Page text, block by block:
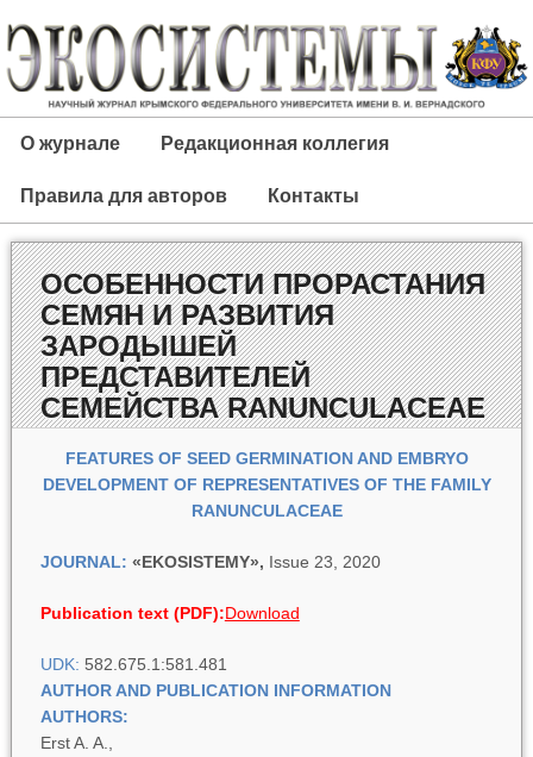
О журнале Редакционная коллегия
Правила для авторов Контакты
ОСОБЕННОСТИ ПРОРАСТАНИЯ
СЕМЯН И РАЗВИТИЯ
ЗАРОДЫШЕЙ
ПРЕДСТАВИТЕЛЕЙ
СЕМЕЙСТВА RANUNCULACEAE
FEATURES OF SEED GERMINATION AND EMBRYO
DEVELOPMENT OF REPRESENTATIVES OF THE FAMILY
RANUNCULACEAE
JOURNAL: «EKOSISTEMY», Issue 23, 2020
Publication text (PDF):Download
UDK: 582.675.1:581.481
AUTHOR AND PUBLICATION INFORMATION
AUTHORS:
Erst A. A.,